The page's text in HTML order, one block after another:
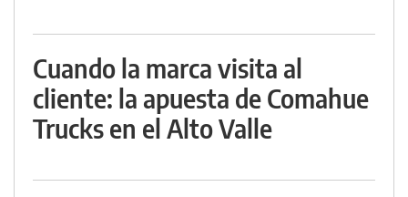
Cuando la marca visita al
cliente: la apuesta de Comahue
Trucks en el Alto Valle